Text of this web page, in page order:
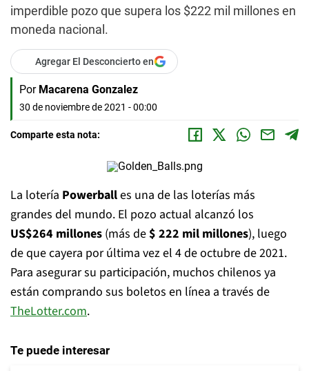
imperdible pozo que supera los $222 mil millones en
moneda nacional.
Agregar El Desconcierto en
Por Macarena Gonzalez
30 de noviembre de 2021 - 00:00
Comparte esta nota:
La lotería Powerballes una de las loterías más
grandes del mundo. El pozo actual alcanzó los
US$264 millones (más de$ 222 mil millones), luego
de que cayera por última vez el 4 de octubre de 2021.
Para asegurar su participación, muchos chilenos ya
están comprando sus boletos en línea a través de
TheLotter.com.
Te puede interesar